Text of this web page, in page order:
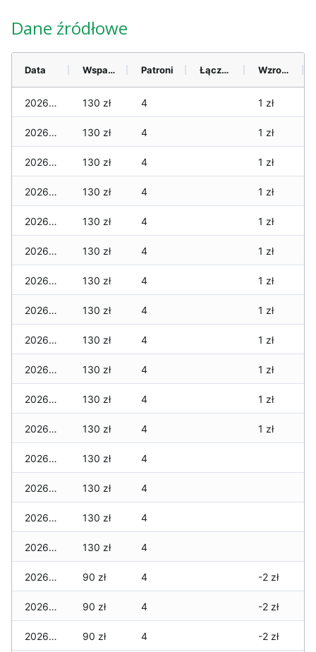
Dane źródłowe
Data Wsparcie Patroni Łącznie Wzrost (28 dni)
2026-08-08 130 zł 4 1 zł
2026-08-07 130 zł 4 1 zł
2026-08-06 130 zł 4 1 zł
2026-08-05 130 zł 4 1 zł
2026-08-04 130 zł 4 1 zł
2026-08-03 130 zł 4 1 zł
2026-08-02 130 zł 4 1 zł
2026-08-01 130 zł 4 1 zł
2026-07-31 130 zł 4 1 zł
2026-07-29 130 zł 4 1 zł
2026-07-28 130 zł 4 1 zł
2026-07-27 130 zł 4 1 zł
2026-07-26 130 zł 4
2026-07-24 130 zł 4
2026-07-23 130 zł 4
2026-07-22 130 zł 4
2026-07-21 90 zł 4 -2 zł
2026-07-20 90 zł 4 -2 zł
2026-07-18 90 zł 4 -2 zł